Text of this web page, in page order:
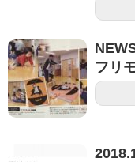
フリ